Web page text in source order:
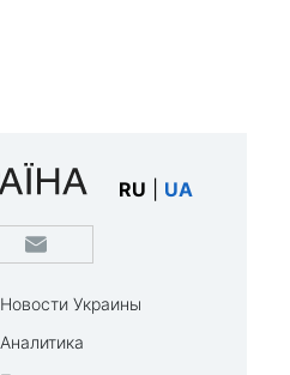
RU UA
Новости Украины
Аналитика